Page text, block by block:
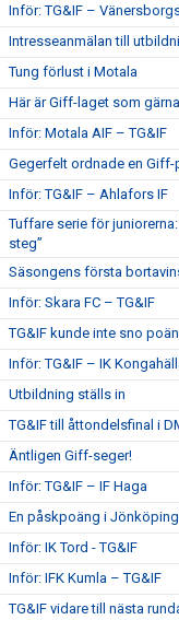
Inför: TG&IF –
Intresseanmälan till
Tung förlust i Motala
Här är Giff-laget som
Inför: Motala AIF – TG&IF
Gegerfelt ordnade en
Inför: TG&IF – Ahlafors IF
Tuffare serie för
steg”
Säsongens första
Inför: Skara FC – TG&IF
TG&IF kunde inte sno
Inför: TG&IF – IK
Utbildning ställs in
TG&IF till åttondelsfinal i
Äntligen Giff-seger!
Inför: TG&IF – IF Haga
En påskpoäng i
Inför: IK Tord - TG&IF
Inför: IFK Kumla – TG&IF
TG&IF vidare till nästa